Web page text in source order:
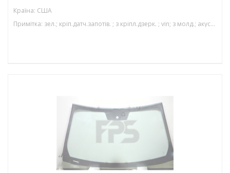
Країна: США
Примітка: зел.; кріп.датч.запотів. ; з кріпл.дзерк. ; vin; з молд.; акуст; 1598*942